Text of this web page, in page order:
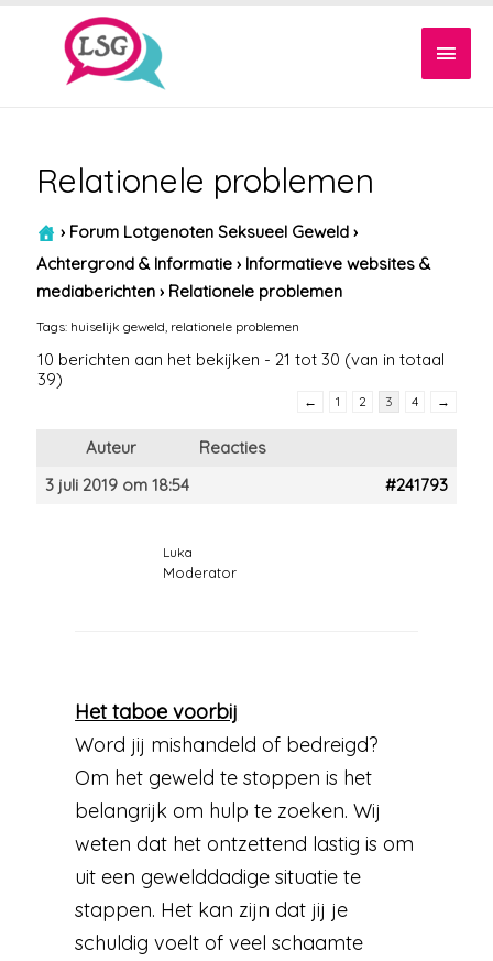
Relationele problemen
› Forum Lotgenoten Seksueel Geweld ›
Achtergrond & Informatie › Informatieve websites &
mediaberichten › Relationele problemen
Tags: huiselijk geweld relationele problemen
10 berichten aan het bekijken - 21 tot 30 (van in totaal
39)
← 1 2 3 4 →
Auteur
Reacties
3 juli 2019 om 18:54
#241793
Luka
Moderator
Het taboe voorbij
Word jij mishandeld of bedreigd?
Om het geweld te stoppen is het
belangrijk om hulp te zoeken. Wij
weten dat het ontzettend lastig is om
uit een gewelddadige situatie te
stappen. Het kan zijn dat jij je
schuldig voelt of veel schaamte